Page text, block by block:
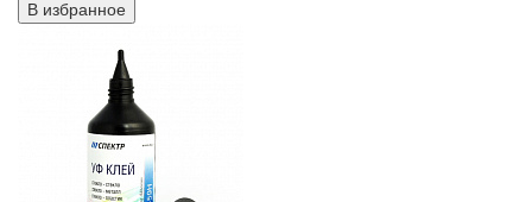
В избранное